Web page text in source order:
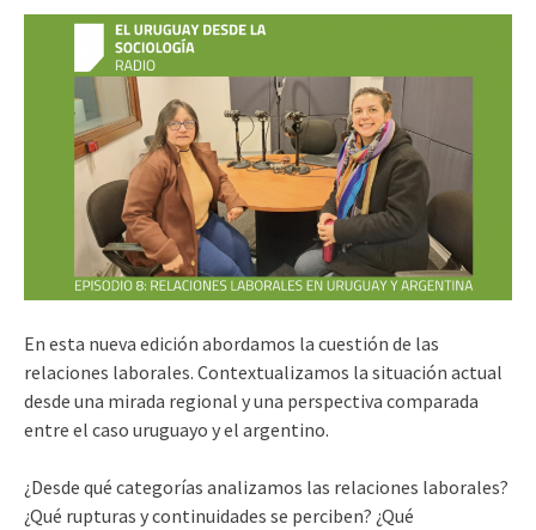
En esta nueva edición abordamos la cuestión de las
relaciones laborales. Contextualizamos la situación actual
desde una mirada regional y una perspectiva comparada
entre el caso uruguayo y el argentino.
¿Desde qué categorías analizamos las relaciones laborales?
¿Qué rupturas y continuidades se perciben? ¿Qué